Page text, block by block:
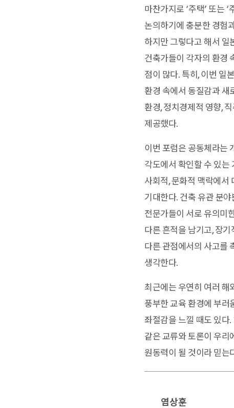
마찬가지로 ‘주택’ 또는
논의하기에 충분한 경험
하지만 그렇다고 해서 일
건축가들이 각자의 환경
점이 많다. 특히, 이번 일
환경 속에서 동질감과 새
환경, 정치경제적 영향,
제공했다.
이번 포럼은 공동체라는
각도에서 확인할 수 있는
사회적, 문화적 맥락에서
기대한다. 건축 유관 분
전문가들이 서로 유의미
다른 흔적을 남기고, 장
다른 관점에서의 사고를
생각한다.
최근에는 우연히 여러 해
풍부한 교육 환경에 부러
좌절감을 느낄 때도 있다
같은 교류와 토론이 우리
원동력이 될 것이라 믿는
염상훈